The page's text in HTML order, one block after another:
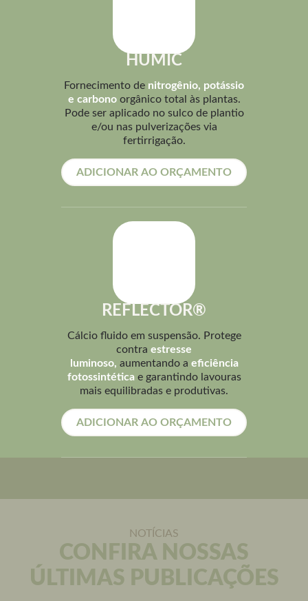
HUMIC
Fornecimento de nitrogênio, potássio
e carbonoorgânico total às plantas.
Pode ser aplicado no sulco de plantio
e/ou nas pulverizações via
fertirrigação.
ADICIONAR AO ORÇAMENTO
REFLECTOR®
Cálcio fluido em suspensão. Protege
contra estresse
luminoso, aumentando a eficiência
fotossintéticae garantindo lavouras
mais equilibradas e produtivas.
ADICIONAR AO ORÇAMENTO
NOTÍCIAS
CONFIRA NOSSAS
ÚLTIMAS PUBLICAÇÕES